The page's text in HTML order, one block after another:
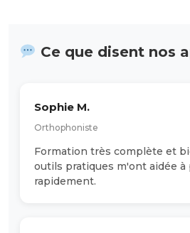
Ce que disent nos
Sophie M.
Orthophoniste
Formation très complète et
outils pratiques m'ont aidée à
rapidement.